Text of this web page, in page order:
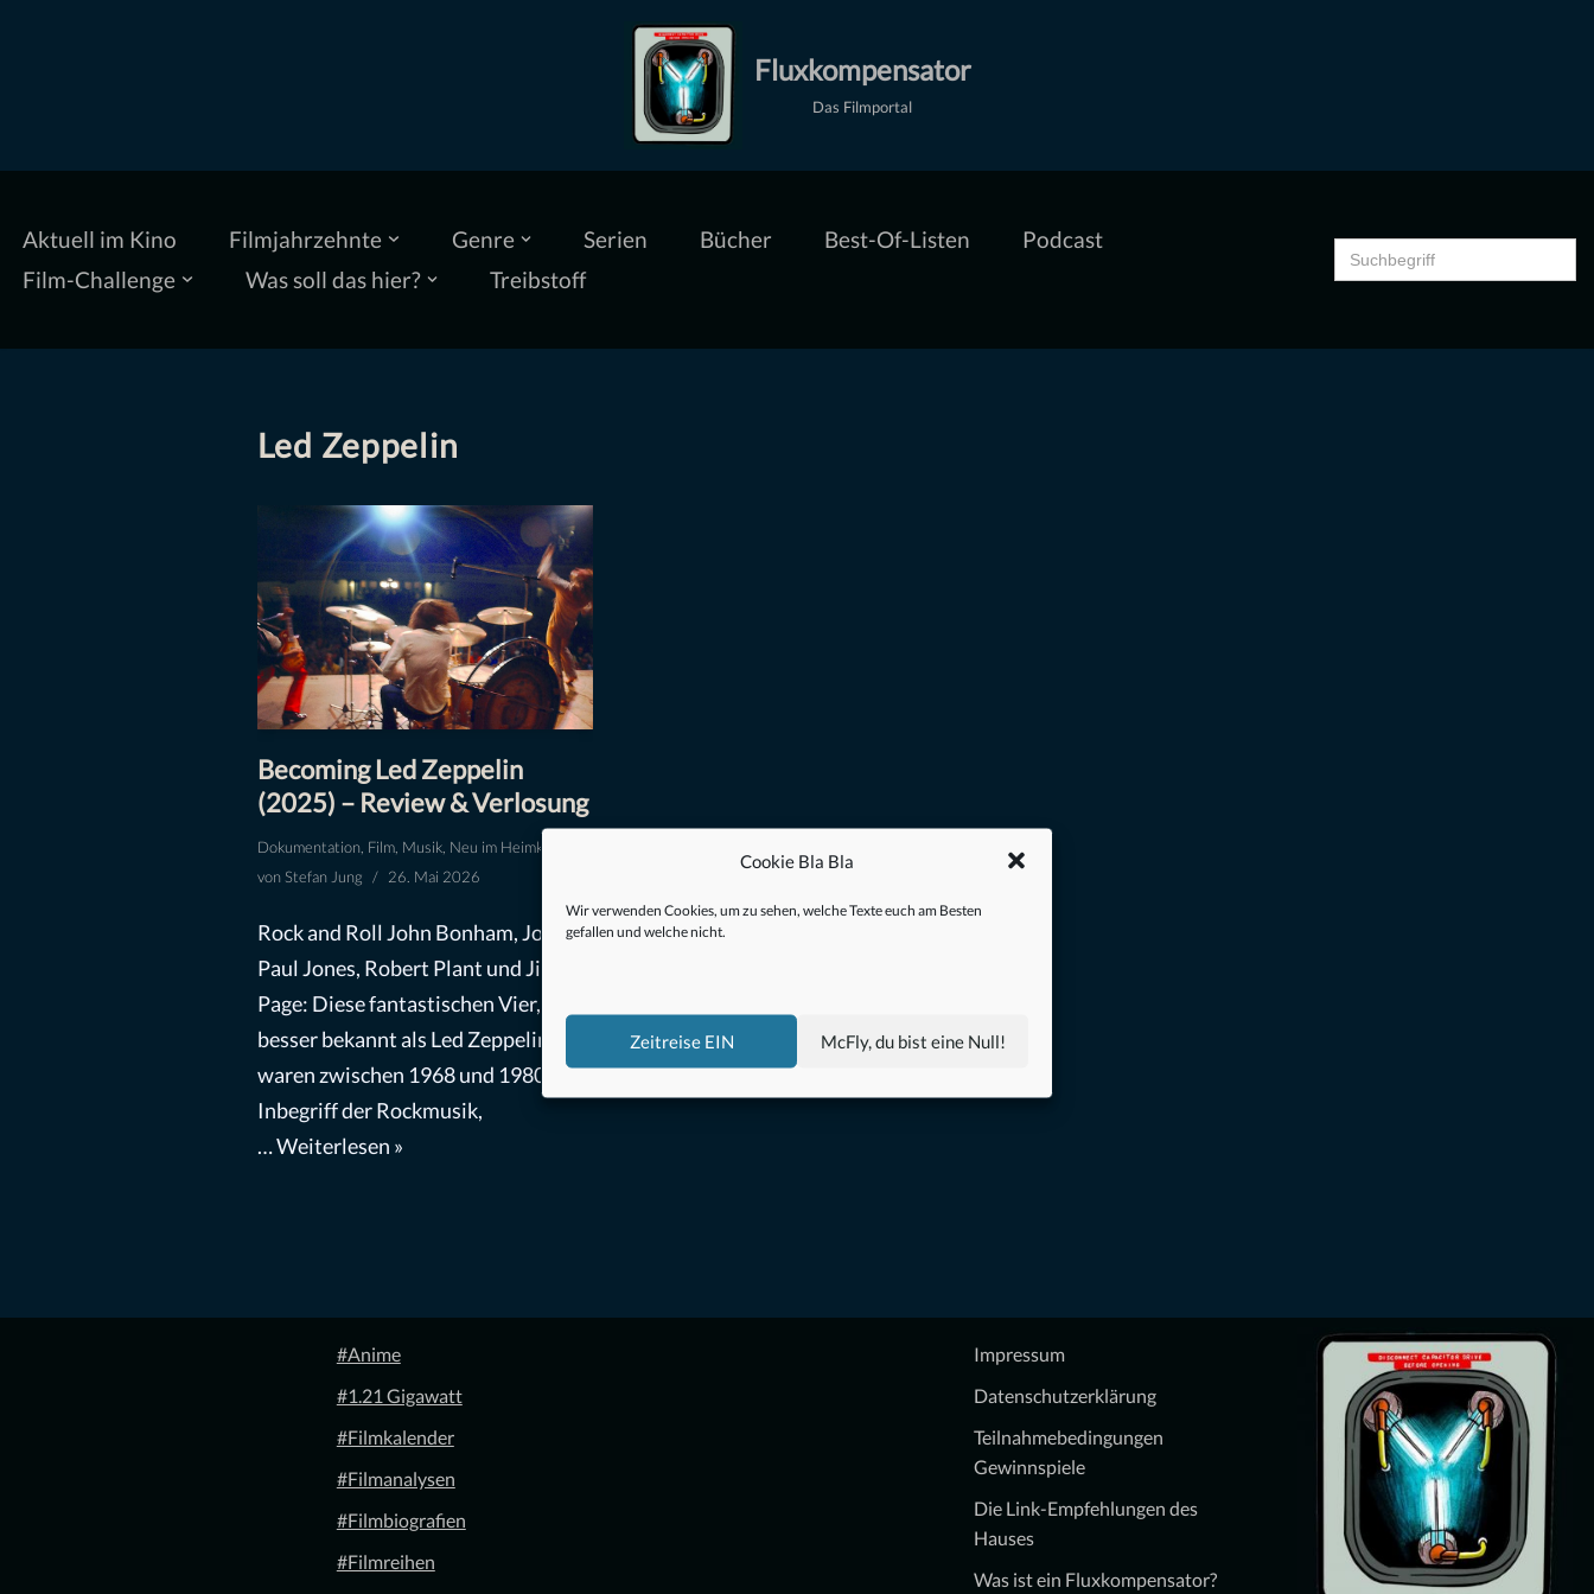
Cookie Bla Bla
Wir verwenden Cookies, um zu sehen, welche Texte euch am Besten
gefallen und welche nicht.
Zeitreise EIN McFly, du bist eine Null!
Fluxkompensator
Das Filmportal
Aktuell im Kino Filmjahrzehnte Genre Serien Bücher Best-Of-Listen
Podcast
Film-Challenge
Was soll das hier? Treibstoff
Search
for:
Led Zeppelin
Becoming Led Zeppelin
(2025) – Review & Verlosung
Dokumentation, Film, Musik, Neu im Heimkino
vonStefan Jung 26. Mai 2026
Rock and Roll John Bonham, John
Paul Jones, Robert Plant und Jimmy
Page: Diese fantastischen Vier,
besser bekannt als Led Zeppelin,
waren zwischen 1968 und 1980 der
Inbegriff der Rockmusik,
…Weiterlesen »
#Anime
#1.21 Gigawatt
#Filmkalender
#Filmanalysen
#Filmbiografien
#Filmreihen
Impressum
Datenschutzerklärung
Teilnahmebedingungen
Gewinnspiele
Die Link-Empfehlungen des
Hauses
Was ist ein Fluxkompensator?